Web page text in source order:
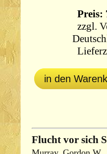
Preis:
zzgl.
in den
Flucht vor sich